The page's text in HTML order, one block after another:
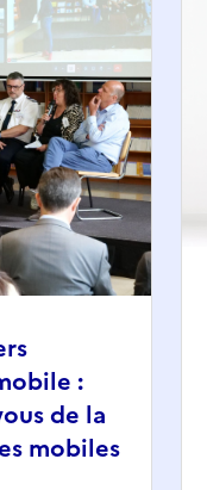
:
de la
mobiles